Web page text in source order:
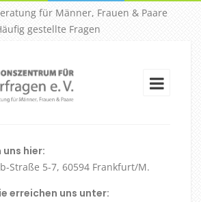
für Männer, Frauen & Paare
gestellte Fragen
uns hier:
Straße 5-7, 60594 Frankfurt/M.
erreichen uns unter: